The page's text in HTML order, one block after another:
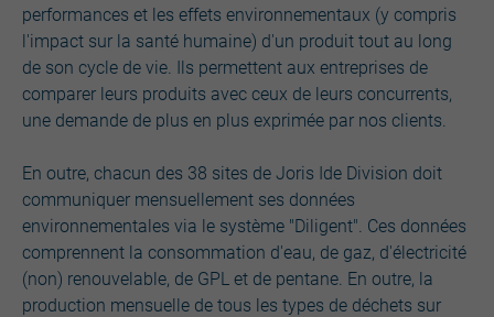
performances et les effets environnementaux (y compris
l'impact sur la santé humaine) d'un produit tout au long
de son cycle de vie. Ils permettent aux entreprises de
comparer leurs produits avec ceux de leurs concurrents,
une demande de plus en plus exprimée par nos clients.
En outre, chacun des 38 sites de Joris Ide Division doit
communiquer mensuellement ses données
environnementales via le système "Diligent". Ces données
comprennent la consommation d'eau, de gaz, d'électricité
(non) renouvelable, de GPL et de pentane. En outre, la
production mensuelle de tous les types de déchets sur